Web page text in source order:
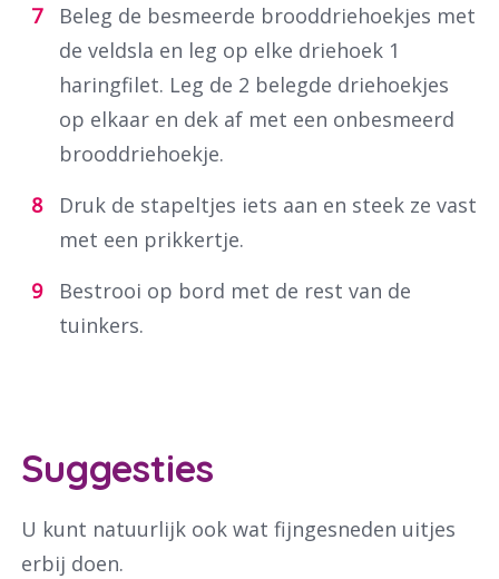
Beleg de besmeerde brooddriehoekjes met
de veldsla en leg op elke driehoek 1
haringfilet. Leg de 2 belegde driehoekjes
op elkaar en dek af met een onbesmeerd
brooddriehoekje.
Druk de stapeltjes iets aan en steek ze vast
met een prikkertje.
Bestrooi op bord met de rest van de
tuinkers.
Suggesties
U kunt natuurlijk ook wat fijngesneden uitjes
erbij doen.